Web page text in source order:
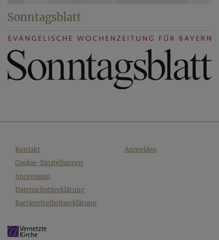
Sonntagsblatt
Fußbereichsmenü
Kontakt
Cookie-Einstellungen
Impressum
Datenschutzerklärung
Barrierefreiheitserklärung
Benutzermenü
Anmelden